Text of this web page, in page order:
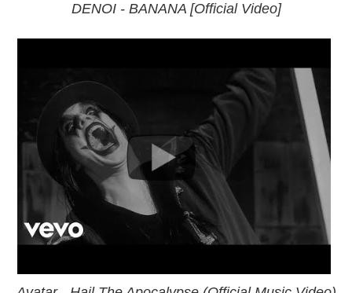
DENOI - BANANA [Official Video]